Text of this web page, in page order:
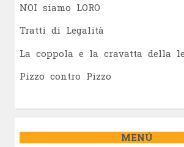
NOI siamo LORO
Tratti di Legalità
La coppola e la cravatta della
Pizzo contro Pizzo
MENÚ